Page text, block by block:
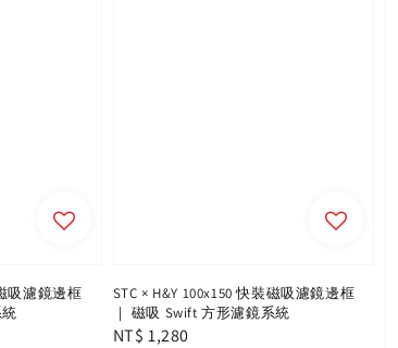
吸濾鏡邊框
STC × H&Y 100x150 快裝磁吸濾鏡邊框
｜ 磁吸 Swift 方形濾鏡系統
Regular
NT$ 1,280